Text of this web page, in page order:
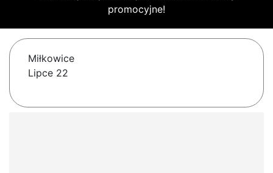
promocyjne!
Miłkowice
Lipce 22